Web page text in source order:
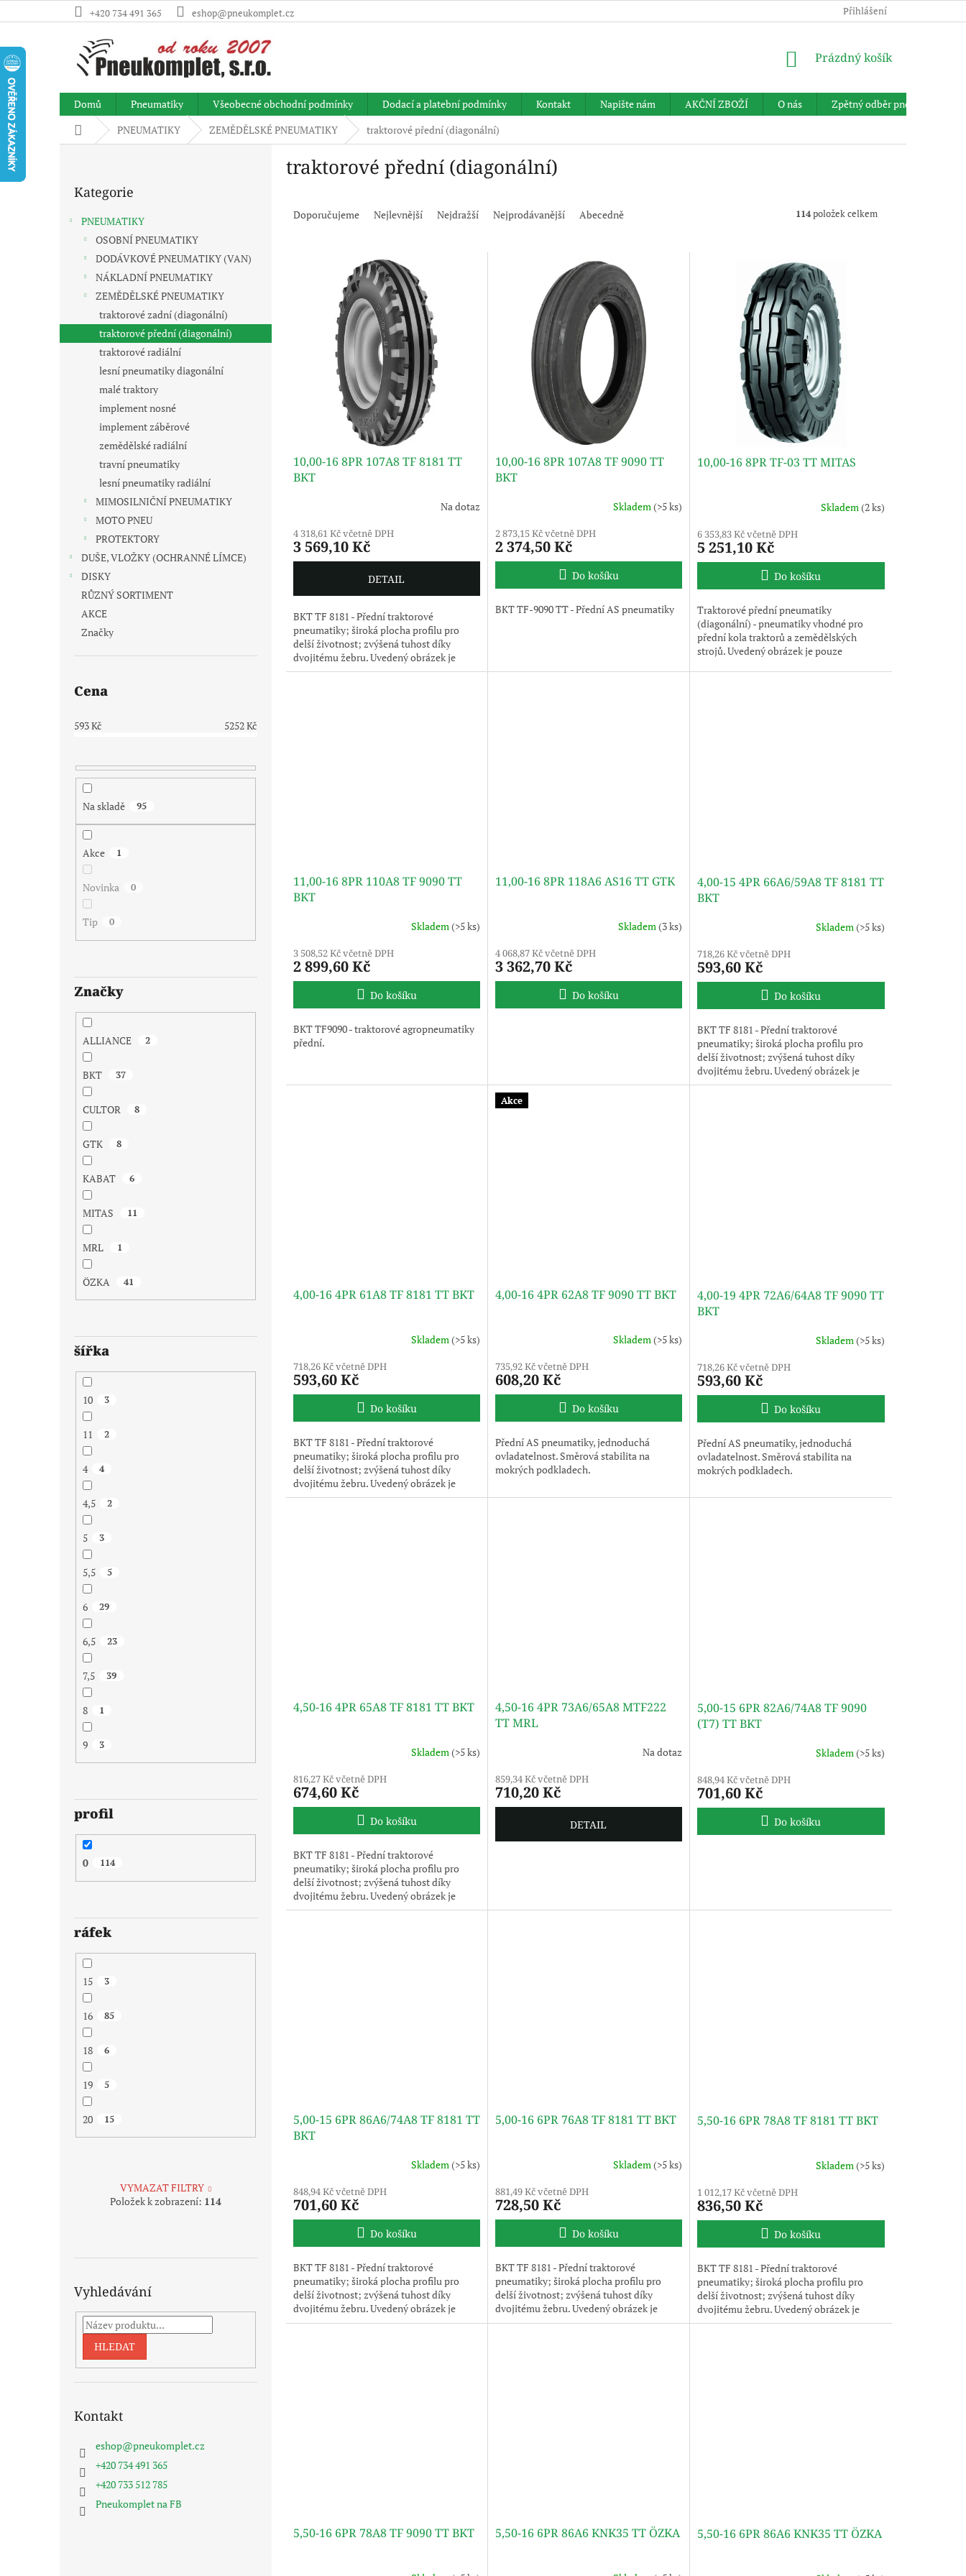
na
+420 734 491 365 eshop@pneukomplet.cz Přihlášení
NÁKUPNÍ
Prázdný košík
Domů Pneumatiky Všeobecné obchodní podmínky Dodací a platební podmínky Kontakt Napište nám AKČNÍ ZBOŽÍ O nás
Zpětný odběr pneumatik
Domů PNEUMATIKY ZEMĚDĚLSKÉ PNEUMATIKY traktorové přední (diagonální)
n
e
kategorie
Kategorie
PNEUMATIKY
OSOBNÍ PNEUMATIKY
DODÁVKOVÉ PNEUMATIKY (VAN)
NÁKLADNÍ PNEUMATIKY
ZEMĚDĚLSKÉ PNEUMATIKY
traktorové zadní (diagonální)
traktorové přední (diagonální)
traktorové radiální
lesní pneumatiky diagonální
malé traktory
implement nosné
implement záběrové
zemědělské radiální
travní pneumatiky
lesní pneumatiky radiální
MIMOSILNIČNÍ PNEUMATIKY
MOTO PNEU
PROTEKTORY
DUŠE, VLOŽKY (OCHRANNÉ LÍMCE)
DISKY
RŮZNÝ SORTIMENT
AKCE
Značky
Cena
593Kč 5252Kč
Na skladě 95
Akce 1
Novinka 0
Tip 0
Značky
ALLIANCE 2
BKT 37
CULTOR 8
GTK 8
KABAT 6
MITAS 11
MRL 1
ÖZKA 41
šířka
10 3
11 2
4 4
4,5 2
5 3
5,5 5
6 29
6,5 23
7,5 39
8 1
9 3
profil
0 114
ráfek
15 3
16 85
18 6
19 5
20 15
VYMAZAT FILTRY
Položek k zobrazení: 114
Vyhledávání
HLEDAT
Kontakt
eshop@pneukomplet.cz
+420 734 491 365
+420 733 512 785
Pneukomplet na FB
traktorové přední (diagonální)
Doporučujeme Nejlevnější Nejdražší Nejprodávanější Abecedně 114položek celkem
10,00-16 8PR 107A8 TF 8181 TT
BKT
Na dotaz
4 318,61 Kč včetně DPH
3 569,10 Kč
DETAIL
BKT TF 8181 - Přední traktorové
pneumatiky; široká plocha profilu pro
delší životnost; zvýšená tuhost díky
dvojitému žebru. Uvedený obrázek je
pouze ilustrativní, pneumatika je
10,00-16 8PR 107A8 TF 9090 TT
BKT
Skladem(>5 ks)
2 873,15 Kč včetně DPH
2 374,50 Kč
Do košíku
BKT TF-9090 TT - Přední AS pneumatiky
10,00-16 8PR TF-03 TT MITAS
Skladem(2 ks)
6 353,83 Kč včetně DPH
5 251,10 Kč
Do košíku
Traktorové přední pneumatiky
(diagonální) - pneumatiky vhodné pro
přední kola traktorů a zemědělských
strojů. Uvedený obrázek je pouze
11,00-16 8PR 110A8 TF 9090 TT
BKT
Skladem(>5 ks)
3 508,52 Kč včetně DPH
2 899,60 Kč
Do košíku
BKT TF9090 - traktorové agropneumatiky
přední.
11,00-16 8PR 118A6 AS16 TT GTK
Skladem(3 ks)
4 068,87 Kč včetně DPH
3 362,70 Kč
Do košíku
4,00-15 4PR 66A6/59A8 TF 8181 TT
BKT
Skladem(>5 ks)
718,26 Kč včetně DPH
593,60 Kč
Do košíku
BKT TF 8181 - Přední traktorové
pneumatiky; široká plocha profilu pro
delší životnost; zvýšená tuhost díky
dvojitému žebru. Uvedený obrázek je
pouze ilustrativní, pneumatika je
4,00-16 4PR 61A8 TF 8181 TT BKT
Skladem(>5 ks)
718,26 Kč včetně DPH
593,60 Kč
Do košíku
BKT TF 8181 - Přední traktorové
pneumatiky; široká plocha profilu pro
delší životnost; zvýšená tuhost díky
dvojitému žebru. Uvedený obrázek je
pouze ilustrativní, pneumatika je
Akce
4,00-16 4PR 62A8 TF 9090 TT BKT
Skladem(>5 ks)
735,92 Kč včetně DPH
608,20 Kč
Do košíku
Přední AS pneumatiky, jednoduchá
ovladatelnost. Směrová stabilita na
mokrých podkladech.
4,00-19 4PR 72A6/64A8 TF 9090 TT
BKT
Skladem(>5 ks)
718,26 Kč včetně DPH
593,60 Kč
Do košíku
Přední AS pneumatiky, jednoduchá
ovladatelnost. Směrová stabilita na
mokrých podkladech.
4,50-16 4PR 65A8 TF 8181 TT BKT
Skladem(>5 ks)
816,27 Kč včetně DPH
674,60 Kč
Do košíku
BKT TF 8181 - Přední traktorové
pneumatiky; široká plocha profilu pro
delší životnost; zvýšená tuhost díky
dvojitému žebru. Uvedený obrázek je
pouze ilustrativní, pneumatika je
4,50-16 4PR 73A6/65A8 MTF222
TT MRL
Na dotaz
859,34 Kč včetně DPH
710,20 Kč
DETAIL
5,00-15 6PR 82A6/74A8 TF 9090
(T7) TT BKT
Skladem(>5 ks)
848,94 Kč včetně DPH
701,60 Kč
Do košíku
5,00-15 6PR 86A6/74A8 TF 8181 TT
BKT
Skladem(>5 ks)
848,94 Kč včetně DPH
701,60 Kč
Do košíku
BKT TF 8181 - Přední traktorové
pneumatiky; široká plocha profilu pro
delší životnost; zvýšená tuhost díky
dvojitému žebru. Uvedený obrázek je
pouze ilustrativní, pneumatika je
5,00-16 6PR 76A8 TF 8181 TT BKT
Skladem(>5 ks)
881,49 Kč včetně DPH
728,50 Kč
Do košíku
BKT TF 8181 - Přední traktorové
pneumatiky; široká plocha profilu pro
delší životnost; zvýšená tuhost díky
dvojitému žebru. Uvedený obrázek je
pouze ilustrativní, pneumatika je
5,50-16 6PR 78A8 TF 8181 TT BKT
Skladem(>5 ks)
1 012,17 Kč včetně DPH
836,50 Kč
Do košíku
BKT TF 8181 - Přední traktorové
pneumatiky; široká plocha profilu pro
delší životnost; zvýšená tuhost díky
dvojitému žebru. Uvedený obrázek je
pouze ilustrativní, pneumatika je
5,50-16 6PR 78A8 TF 9090 TT BKT 5,50-16 6PR 86A6 KNK35 TT ÖZKA 5,50-16 6PR 86A6 KNK35 TT ÖZKA